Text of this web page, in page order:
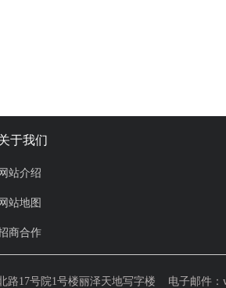
路17号院1号楼丽泽天地写字楼 电子邮件：
于我们
网站介绍
网站地图
商合作